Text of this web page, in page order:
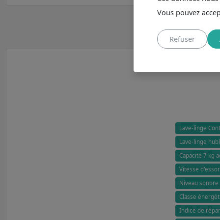
Lave-linge
Lave-linge
Capacité 7 kg
Vitesse
Niveau
Classe
Indice de
Vous pouvez
Refuser